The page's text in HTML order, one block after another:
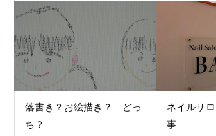
落書き？お絵描き？ どっ
ち？
ネイルサ
事